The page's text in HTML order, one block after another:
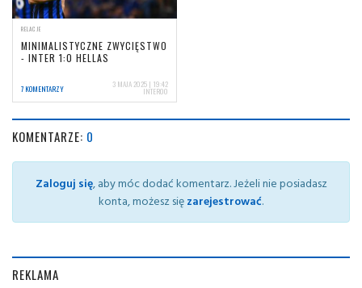
RELACJE
MINIMALISTYCZNE ZWYCIĘSTWO
- INTER 1:0 HELLAS
7 KOMENTARZY 3 MAJA 2025 | 19:42
INTER00
KOMENTARZE: 0
Zaloguj się, aby móc dodać komentarz. Jeżeli nie posiadasz
konta, możesz sięzarejestrować.
REKLAMA